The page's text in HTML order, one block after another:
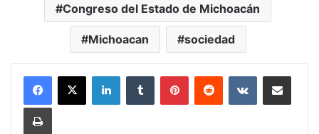
Congreso del Estado de Michoacán
Michoacan sociedad
LinkedInTumblr PinterestReddit VKontakteCompartir por
Imprimir